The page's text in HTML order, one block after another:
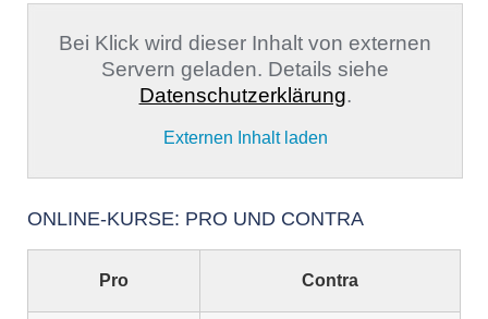
Bei Klick wird dieser Inhalt von externen
Servern geladen. Details siehe
Datenschutzerklärung.
Externen Inhalt laden
ONLINE-KURSE: PRO UND CONTRA
Pro Contra